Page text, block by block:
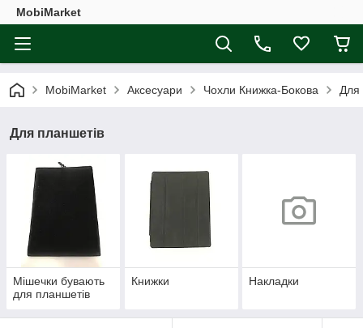
MobiMarket
MobiMarket Аксесуари Чохли Книжка-Бокова Для
Для планшетів
Мішечки бувають
для планшетів
Книжки Накладки